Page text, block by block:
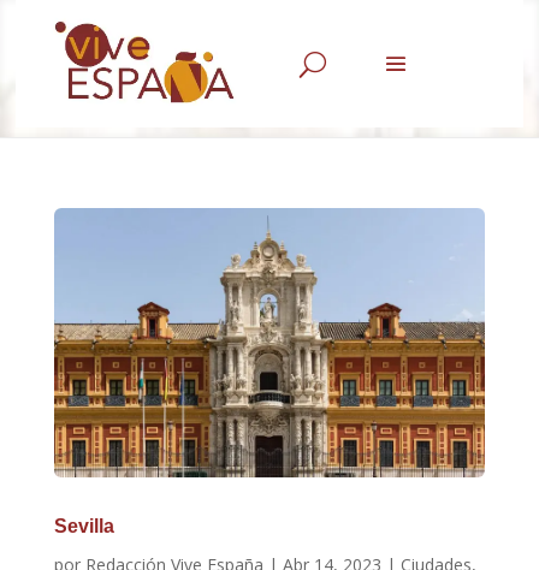
U
Sevilla
por Redacción Vive España | Abr 14, 2023 | Ciudades,